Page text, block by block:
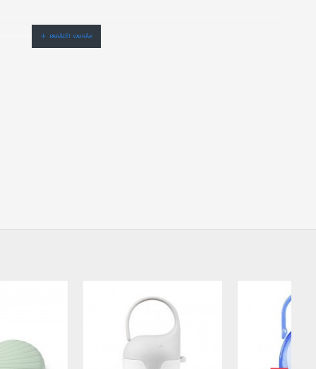
gaidīšanas.Cenas no vairumtirgotāja.